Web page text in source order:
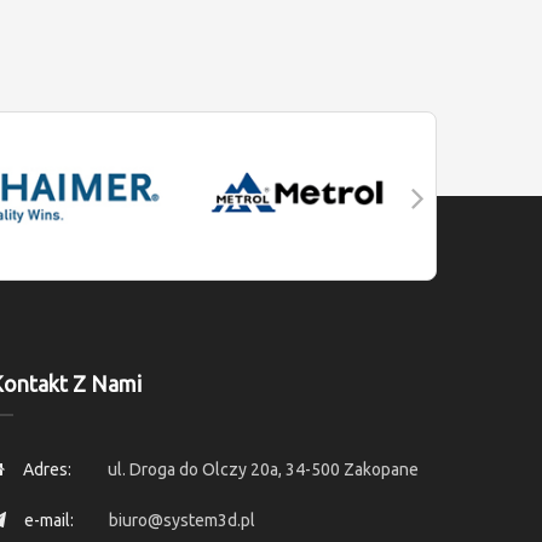
Z Nami
Adres: ul. Droga do Olczy 20a, 34-500 Zakopane
e-mail: biuro@system3d.pl